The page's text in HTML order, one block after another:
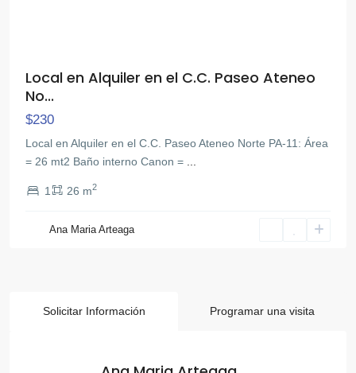
Local en Alquiler en el C.C. Paseo Ateneo
No...
$230
Local en Alquiler en el C.C. Paseo Ateneo Norte PA-11: Área
= 26 mt2 Baño interno Canon =
1 26 m2
Ana Maria Arteaga
Solicitar Información Programar una visita